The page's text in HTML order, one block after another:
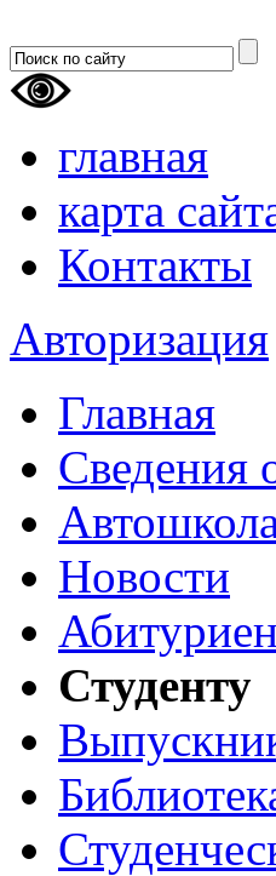
главная
карта
Контакты
Авторизация
Главная
Сведения
Новости
Студенту